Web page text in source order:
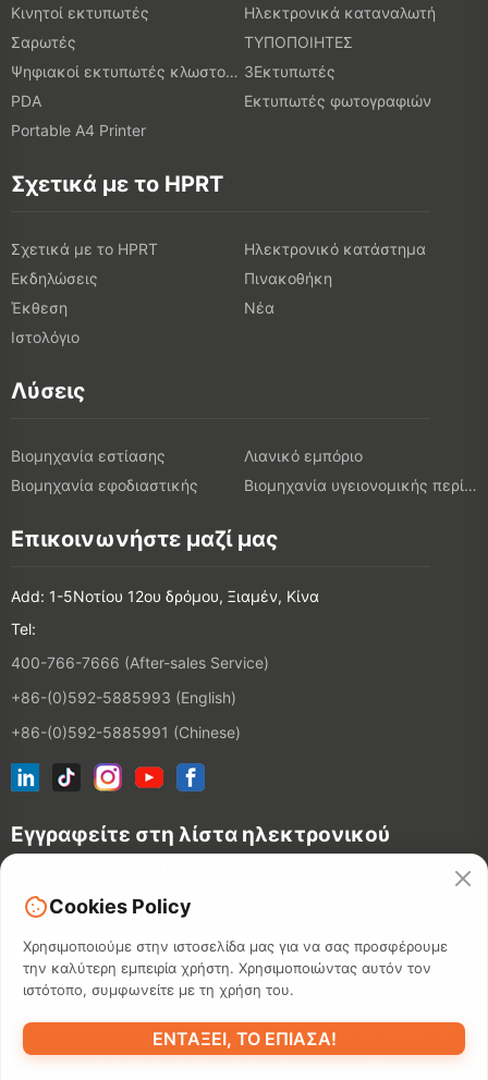
Κινητοί εκτυπωτές
Ηλεκτρονικά καταναλωτή
Σαρωτές
ΤΥΠΟΠΟΙΗΤΕΣ
Ψηφιακοί εκτυπωτές κλωστοϋφαντουργικών προϊόντων 3Εκτυπωτές
PDA
Εκτυπωτές φωτογραφιών
Portable A4 Printer
Σχετικά με το HPRT
Σχετικά με το HPRT
Ηλεκτρονικό κατάστημα
Εκδηλώσεις
Πινακοθήκη
Έκθεση
Νέα
Ιστολόγιο
Λύσεις
Βιομηχανία εστίασης
Λιανικό εμπόριο
Βιομηχανία εφοδιαστικής
Βιομηχανία υγειονομικής περίθαλψης
Επικοινωνήστε μαζί μας
Add: 1-5Νοτίου 12ου δρόμου, Ξιαμέν, Κίνα
Tel:
400-766-7666 (After-sales Service)
+86-(0)592-5885993 (English)
+86-(0)592-5885991 (Chinese)
Εγγραφείτε στη λίστα ηλεκτρονικού
©2026 XIAMEN HANIN CO., LTD.ΠΟΛΙΤΙΚΉ ΑΠΟΡΡΉΤΟΥ
ΔΙΆΡΚΕΙΑ ΧΡΉΣΗΣ ΧΆΡΤΗΣ ΤΟΠΟΘΕΣΊΑΣ
Cookies Policy
Χρησιμοποιούμε στην ιστοσελίδα μας για να σας προσφέρουμε
την καλύτερη εμπειρία χρήστη. Χρησιμοποιώντας αυτόν τον
ιστότοπο, συμφωνείτε με τη χρήση του.
ΕΝΤΆΞΕΙ, ΤΟ ΈΠΙΑΣΑ!